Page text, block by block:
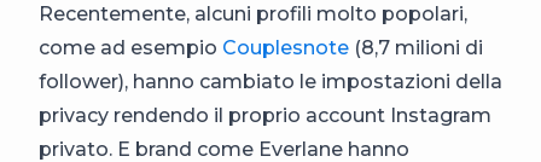
Recentemente, alcuni profili molto popolari,
come ad esempio Couplesnote (8,7 milioni di
follower), hanno cambiato le impostazioni della
privacy rendendo il proprio account Instagram
privato. E brand come Everlane hanno